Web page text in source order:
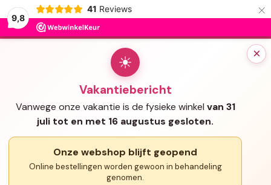
9,8
41 Reviews ×
×
☀
Vakantiebericht
Vanwege onze vakantie is de fysieke winkel van 31
juli tot en met 16 augustus gesloten.
Onze webshop blijft geopend
Online bestellingen worden gewoon in behandeling
genomen.